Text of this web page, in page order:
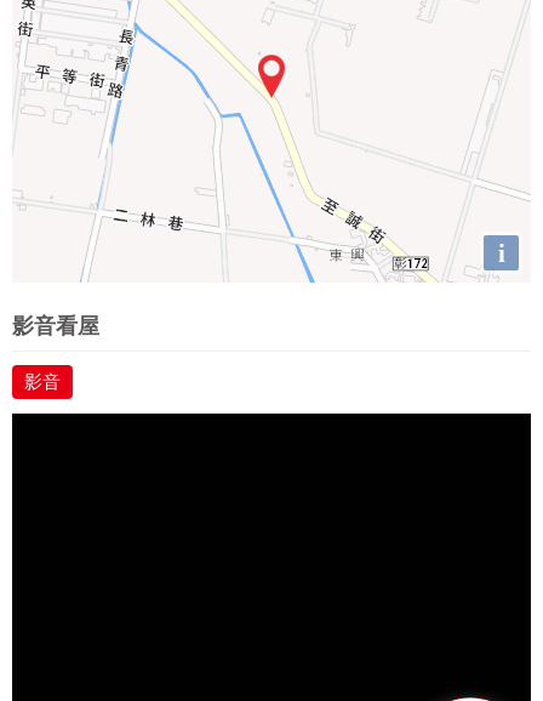
i
影音看屋
影音